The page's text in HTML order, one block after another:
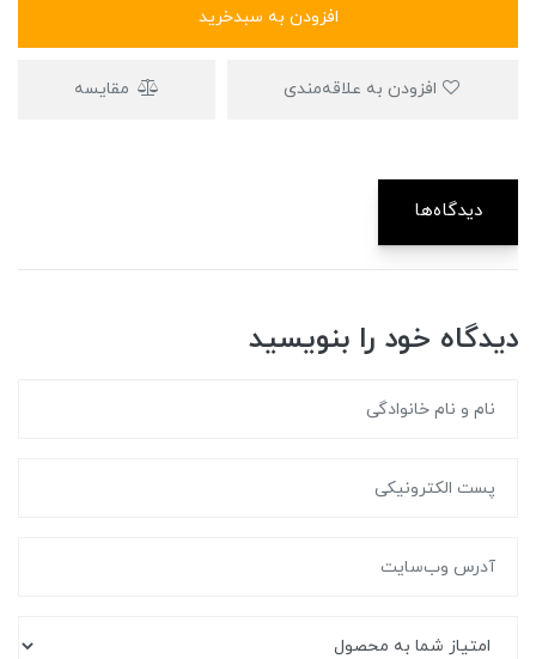
افزودن به سبدخرید
مقایسه
دیدگاه‌ها
دیدگاه خود را بنویسید